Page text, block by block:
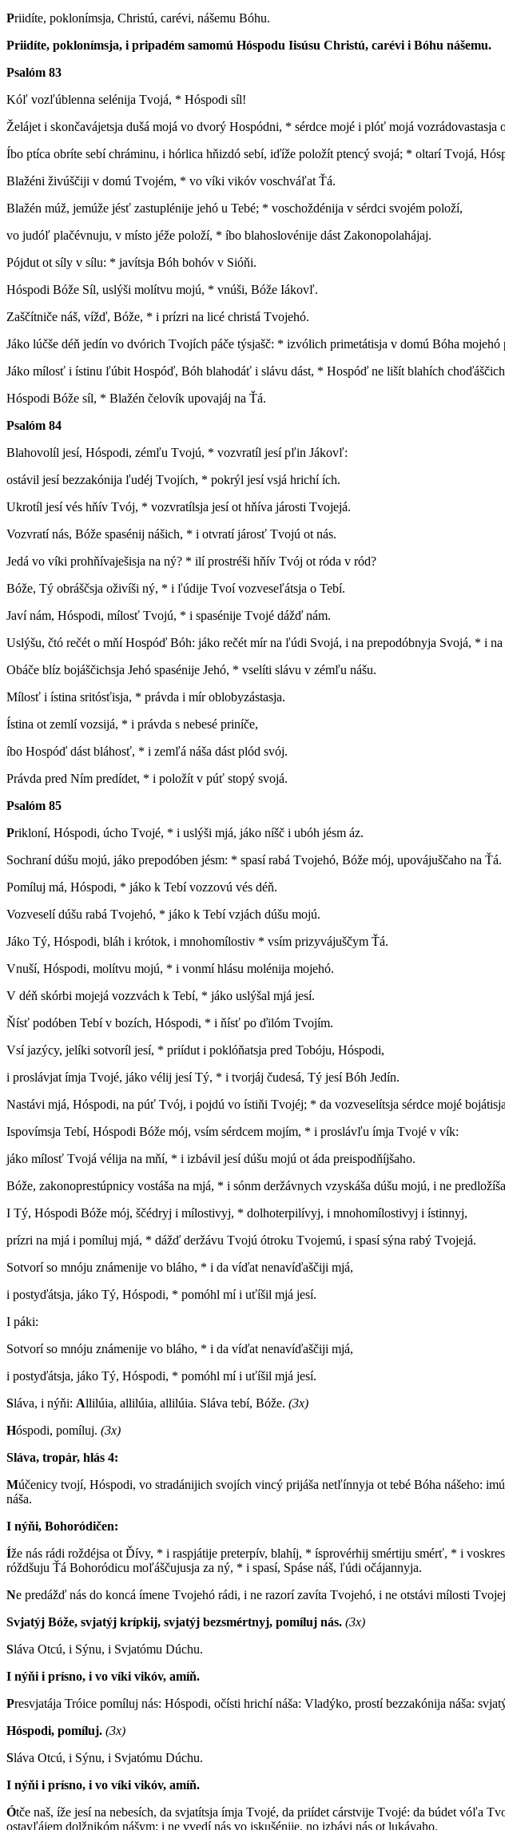
Priidíte, poklonímsja, Christú, carévi, nášemu Bóhu.
Priidíte, poklonímsja, i pripadém samomú Hóspodu Iisúsu Christú, carévi i Bóhu nášemu.
Psalóm 83
Kóľ vozľúblenna selénija Tvojá, * Hóspodi síl!
Želájet i skončavájetsja dušá mojá vo dvorý Hospódni, * sérdce mojé i plóť mojá vozrádovastasja
Íbo ptíca obríte sebí chráminu, i hórlica hňizdó sebí, iďíže položít ptencý svojá; * oltarí Tvojá,
Blažéni živúščiji v domú Tvojém, * vo víki vikóv voschváľat Ťá.
Blažén múž, jemúže jésť zastuplénije jehó u Tebé; * voschoždénija v sérdci svojém položí,
vo judóľ plačévnuju, v místo jéže položí, * íbo blahoslovénije dást Zakonopolahájaj.
Pójdut ot síly v sílu: * javítsja Bóh bohóv v Sióňi.
Hóspodi Bóže Síl, uslýši molítvu mojú, * vnúši, Bóže Iákovľ.
Zaščítniče náš, vížď, Bóže, * i prízri na licé christá Tvojehó.
Jáko lúčše déň jedín vo dvórich Tvojích páče týsjašč: * izvólich primetátisja v domú Bóha
Jáko mílosť i ístinu ľúbit Hospóď, Bóh blahodáť i slávu dást, * Hospóď ne lišít blahích
Hóspodi Bóže síl, * Blažén čelovík upovajáj na Ťá.
Psalóm 84
Blahovolíl jesí, Hóspodi, zémľu Tvojú, * vozvratíl jesí pľin Jákovľ:
ostávil jesí bezzakónija ľudéj Tvojích, * pokrýl jesí vsjá hrichí ích.
Ukrotíl jesí vés hňív Tvój, * vozvratílsja jesí ot hňíva járosti Tvojejá.
Vozvratí nás, Bóže spasénij nášich, * i otvratí járosť Tvojú ot nás.
Jedá vo víki prohňívaješisja na ný? * ilí prostréši hňív Tvój ot róda v ród?
Bóže, Tý obráščsja oživíši ný, * i ľúdije Tvoí vozveseľátsja o Tebí.
Javí nám, Hóspodi, mílosť Tvojú, * i spasénije Tvojé dážď nám.
Uslýšu, čtó rečét o mňí Hospóď Bóh: jáko rečét mír na ľúdi Svojá, i na prepodóbnyja Svojá, * i na
Obáče blíz bojáščichsja Jehó spasénije Jehó, * vselíti slávu v zémľu nášu.
Mílosť i ístina sritósťisja, * právda i mír oblobyzástasja.
Ístina ot zemlí vozsijá, * i právda s nebesé priníče,
íbo Hospóď dást bláhosť, * i zemľá náša dást plód svój.
Právda pred Ním predídet, * i položít v púť stopý svojá.
Psalóm 85
Prikloní, Hóspodi, úcho Tvojé, * i uslýši mjá, jáko níšč i ubóh jésm áz.
Sochraní dúšu mojú, jáko prepodóben jésm: * spasí rabá Tvojehó, Bóže mój, upovájuščaho na Ťá.
Pomíluj má, Hóspodi, * jáko k Tebí vozzovú vés déň.
Vozveselí dúšu rabá Tvojehó, * jáko k Tebí vzjách dúšu mojú.
Jáko Tý, Hóspodi, bláh i krótok, i mnohomílostiv * vsím prizyvájuščym Ťá.
Vnuší, Hóspodi, molítvu mojú, * i vonmí hlásu molénija mojehó.
V déň skórbi mojejá vozzvách k Tebí, * jáko uslýšal mjá jesí.
Ňísť podóben Tebí v bozích, Hóspodi, * i ňísť po ďilóm Tvojím.
Vsí jazýcy, jelíki sotvoríl jesí, * priídut i poklóňatsja pred Tobóju, Hóspodi,
i proslávjat ímja Tvojé, jáko vélij jesí Tý, * i tvorjáj čudesá, Tý jesí Bóh Jedín.
Nastávi mjá, Hóspodi, na púť Tvój, i pojdú vo ístiňi Tvojéj; * da vozveselítsja sérdce mojé
Ispovímsja Tebí, Hóspodi Bóže mój, vsím sérdcem mojím, * i proslávľu ímja Tvojé v vík:
jáko mílosť Tvojá vélija na mňí, * i izbávil jesí dúšu mojú ot áda preispodňíjšaho.
Bóže, zakonoprestúpnicy vostáša na mjá, * i sónm deržávnych vzyskáša dúšu mojú, i ne
I Tý, Hóspodi Bóže mój, ščédryj i mílostivyj, * dolhoterpilívyj, i mnohomílostivyj i ístinnyj,
prízri na mjá i pomíluj mjá, * dážď deržávu Tvojú ótroku Tvojemú, i spasí sýna rabý Tvojejá.
Sotvorí so mnóju známenije vo bláho, * i da víďat nenavíďaščiji mjá,
i postyďátsja, jáko Tý, Hóspodi, * pomóhl mí i uťíšil mjá jesí.
I páki:
Sotvorí so mnóju známenije vo bláho, * i da víďat nenavíďaščiji mjá,
i postyďátsja, jáko Tý, Hóspodi, * pomóhl mí i uťíšil mjá jesí.
Sláva, i nýňi: Allilúia, allilúia, allilúia. Sláva tebí, Bóže. (3x)
Hóspodi, pomíluj. (3x)
Sláva, tropár, hlás 4:
Múčenicy tvojí, Hóspodi, vo stradánijich svojích vincý prijáša netľínnyja ot tebé Bóha nášeho:
náša.
I nýňi, Bohoródičen:
Íže nás rádi roždéjsa ot Ďívy, * i raspjátije preterpív, blahíj, * ísprovérhij smértiju smérť, * i
róždšuju Ťá Bohoródicu moľáščujusja za ný, * i spasí, Spáse náš, ľúdi očájannyja.
Ne predážď nás do koncá ímene Tvojehó rádi, i ne razorí zavíta Tvojehó, i ne otstávi mílosti
Svjatýj Bóže, svjatýj krípkij, svjatýj bezsmértnyj, pomíluj nás. (3x)
Sláva Otcú, i Sýnu, i Svjatómu Dúchu.
I nýňi i prísno, i vo víki vikóv, amíň.
Presvjatája Tróice pomíluj nás: Hóspodi, očísti hrichí náša: Vladýko, prostí bezzakónija náša:
Hóspodi, pomíluj. (3x)
Sláva Otcú, i Sýnu, i Svjatómu Dúchu.
I nýňi i prísno, i vo víki vikóv, amíň.
Ótče naš, íže jesí na nebesích, da svjatítsja ímja Tvojé, da priídet cárstvije Tvojé: da búdet vóľa
ostavľájem dolžnikóm nášym: i ne vvedí nás vo iskušénije, no izbávi nás ot lukávaho.